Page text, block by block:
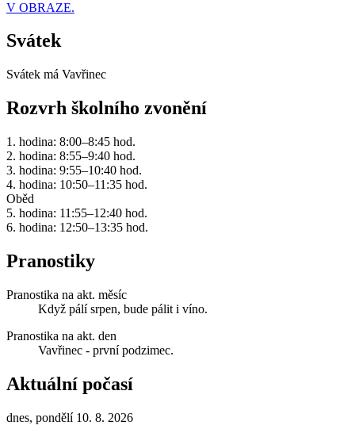
V OBRAZE.
Svátek
Svátek má Vavřinec
Rozvrh školního zvonění
1. hodina: 8:00–8:45 hod.
2. hodina: 8:55–9:40 hod.
3. hodina: 9:55–10:40 hod.
4. hodina: 10:50–11:35 hod.
Oběd
5. hodina: 11:55–12:40 hod.
6. hodina: 12:50–13:35 hod.
Pranostiky
Pranostika na akt. měsíc
Když pálí srpen, bude pálit i víno.
Pranostika na akt. den
Vavřinec - první podzimec.
Aktuální počasí
dnes, pondělí 10. 8. 2026